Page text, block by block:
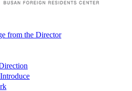
from the Director